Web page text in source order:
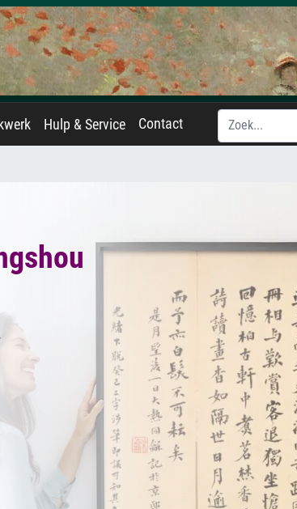
Hulp & Service Contact